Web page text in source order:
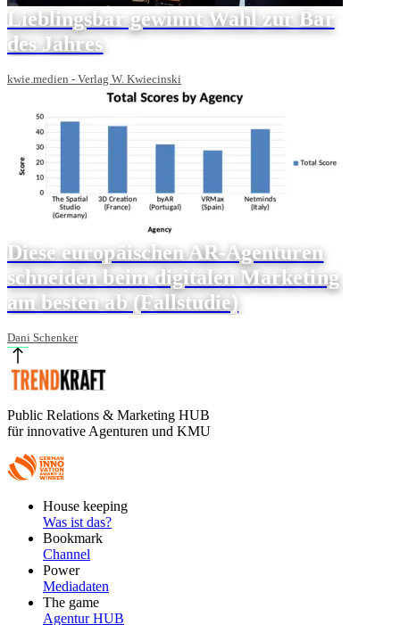
Lieblingsbar gewinnt Wahl zur Bar
des Jahres
kwie.medien - Verlag W. Kwiecinski
Diese europäischen AR-Agenturen
schneiden beim digitalen Marketing
am besten ab (Fallstudie)
Dani Schenker
Public Relations & Marketing HUB
für innovative Agenturen und KMU
FooterHouse keeping
Was ist das?
Bookmark
Channel
Power
Mediadaten
The game
Agentur HUB